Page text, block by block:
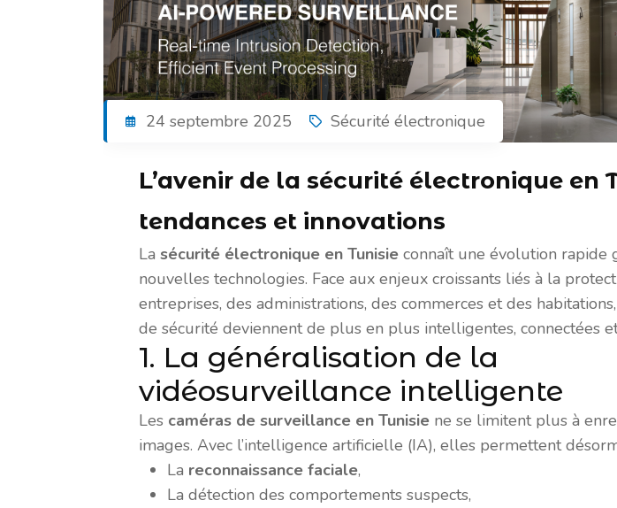
24 septembre 2025 Sécurité électronique
L’avenir de la sécurité électronique en
tendances et innovations
La sécurité électronique en Tunisie connaît une évolution rapide
nouvelles technologies. Face aux enjeux croissants liés à la
entreprises, des administrations, des commerces et des
de sécurité deviennent de plus en plus intelligentes, connectées
1. La généralisation de la
vidéosurveillance intelligente
Les caméras de surveillance en Tunisie ne se limitent plus à
images. Avec l’intelligence artificielle (IA), elles permettent
La reconnaissance faciale,
La détection des comportements suspects,